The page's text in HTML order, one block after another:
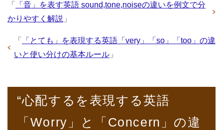
「
「音」を表す英語 sound,tone,noiseの違いを例文で分
かりやすく解説 」
「
「とても」を表現する英語「very」「so」「too」の違
いと使い分けの基本ルール 」
“心配するを表現する英語
「Worry」と「Concern」の違